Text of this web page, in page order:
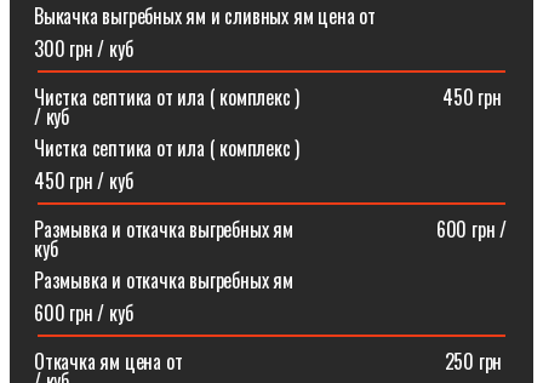
Выкачка выгребных ям и сливных ям цена от
300 грн / куб
Чистка септика от ила ( комплекс )⠀⠀⠀⠀⠀⠀⠀⠀⠀⠀450 грн
/ куб
Чистка септика от ила ( комплекс )
450 грн / куб
Размывка и откачка выгребных ям⠀⠀⠀⠀⠀⠀⠀⠀⠀⠀600 грн /
куб
Размывка и откачка выгребных ям
600 грн / куб
Откачка ям цена от ⠀⠀⠀⠀⠀⠀⠀⠀⠀⠀⠀⠀⠀⠀⠀⠀⠀⠀250 грн